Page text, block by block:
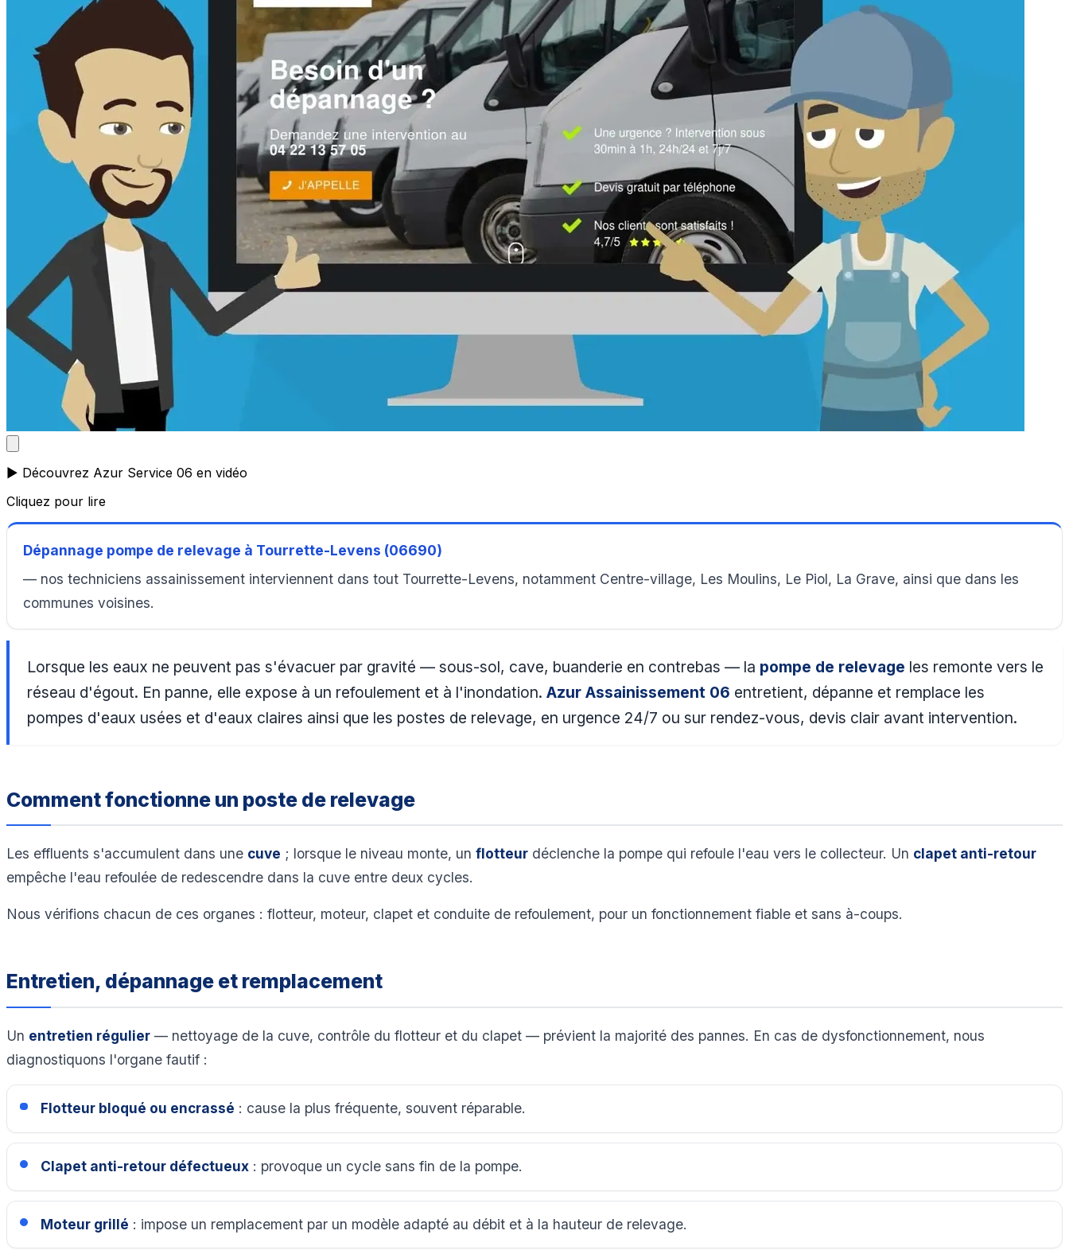
▶️ Découvrez Azur Service 06 en vidéo
Cliquez pour lire
Dépannage pompe de relevage à Tourrette-Levens (06690)
— nos techniciens assainissement interviennent dans tout Tourrette-Levens, notamment Centre-village, Les Moulins, Le Piol, La Grave, ainsi que dans les
communes voisines.
Lorsque les eaux ne peuvent pas s'évacuer par gravité — sous-sol, cave, buanderie en contrebas — la pompe de relevage les remonte vers le
réseau d'égout. En panne, elle expose à un refoulement et à l'inondation.Azur Assainissement 06 entretient, dépanne et remplace les
pompes d'eaux usées et d'eaux claires ainsi que les postes de relevage, en urgence 24/7 ou sur rendez-vous, devis clair avant intervention.
Comment fonctionne un poste de relevage
Les effluents s'accumulent dans une cuve ; lorsque le niveau monte, un flotteur déclenche la pompe qui refoule l'eau vers le collecteur. Un clapet anti-retour
empêche l'eau refoulée de redescendre dans la cuve entre deux cycles.
Nous vérifions chacun de ces organes : flotteur, moteur, clapet et conduite de refoulement, pour un fonctionnement fiable et sans à-coups.
Entretien, dépannage et remplacement
Un entretien régulier — nettoyage de la cuve, contrôle du flotteur et du clapet — prévient la majorité des pannes. En cas de dysfonctionnement, nous
diagnostiquons l'organe fautif :
Flotteur bloqué ou encrassé : cause la plus fréquente, souvent réparable.
Clapet anti-retour défectueux: provoque un cycle sans fin de la pompe.
Moteur grillé : impose un remplacement par un modèle adapté au débit et à la hauteur de relevage.